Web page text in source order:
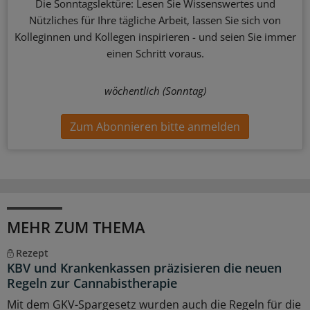
Die Sonntagslektüre: Lesen Sie Wissenswertes und
Nützliches für Ihre tägliche Arbeit, lassen Sie sich von
Kolleginnen und Kollegen inspirieren - und seien Sie immer
einen Schritt voraus.
wöchentlich (Sonntag)
Zum Abonnieren bitte anmelden
MEHR ZUM THEMA
Rezept
KBV und Krankenkassen präzisieren die neuen
Regeln zur Cannabistherapie
Mit dem GKV-Spargesetz wurden auch die Regeln für die